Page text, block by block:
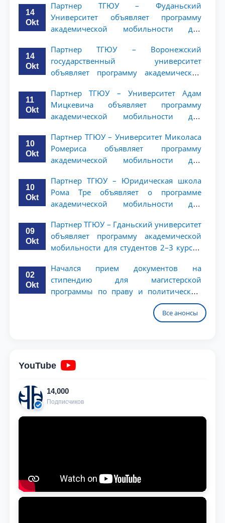
ТГЮУ
14
Okt
Партнер ТГЮУ – Фуданьский
Университет объявляет программу
академической мобильности для
14
Okt
Партнер ТГЮУ – Воронежский
государственный университет
объявляет программу академической
ТГЮУ
11
Okt
Партнер ТГЮУ – Университет Адам
Мицкевича объявляет программу
академической мобильности для
10
Okt
Партнер ТГЮУ – Университет Миколаса
Ромериса объявляет программу
академической мобильности для
10
Okt
Партнер ТГЮУ – Юридическая школа
Рома Тре объявляет о программе
академической мобильности для
09
Okt
Партнер ТГЮУ – Гданьский университет
объявляет программу академической
мобильности для студентов 2–3 курсов
02
Okt
Начался прием документов на
стипендию для магистерской
программы по праву и политическим
наукам в Университете Нагоя
Все анонсы
YouTube
14,000
Подписчиков